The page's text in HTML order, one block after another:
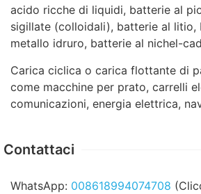
acido ricche di liquidi, batterie al
sigillate (colloidali), batterie al litio,
metallo idruro, batterie al nichel-
Carica ciclica o carica flottante di
come macchine per prato, carrelli
comunicazioni, energia elettrica,
Contattaci
WhatsApp: 008618994074708